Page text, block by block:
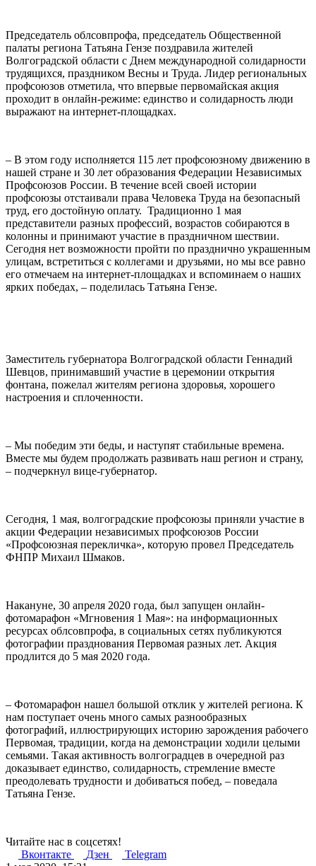
Председатель облсовпрофа, председатель Общественной
палаты региона Татьяна Гензе поздравила жителей
Волгоградской области с Днем международной солидарности
трудящихся, праздником Весны и Труда. Лидер региональных
профсоюзов отметила, что впервые первомайская акция
проходит в онлайн-режиме: единство и солидарность люди
выражают на интернет-площадках.
– В этом году исполняется 115 лет профсоюзному движению в
нашей стране и 30 лет образования Федерации Независимых
Профсоюзов России. В течение всей своей истории
профсоюзы отстаивали права Человека Труда на безопасный
труд, его достойную оплату. Традиционно 1 мая
представители разных профессий, возрастов собираются в
колонны и принимают участие в праздничном шествии.
Сегодня нет возможности пройти по празднично украшенным
улицам, встретиться с коллегами и друзьями, но мы все равно
его отмечаем на интернет-площадках и вспоминаем о наших
ярких победах, – поделилась Татьяна Гензе.
Заместитель губернатора Волгоградской области Геннадий
Шевцов, принимавший участие в церемонии открытия
фонтана, пожелал жителям региона здоровья, хорошего
настроения и сплоченности.
– Мы победим эти беды, и наступят стабильные времена.
Вместе мы будем продолжать развивать наш регион и страну,
– подчеркнул вице-губернатор.
Сегодня, 1 мая, волгоградские профсоюзы приняли участие в
акции Федерации независимых профсоюзов России
«Профсоюзная перекличка», которую провел Председатель
ФНПР Михаил Шмаков.
Накануне, 30 апреля 2020 года, был запущен онлайн-
фотомарафон «Мгновения 1 Мая»: на информационных
ресурсах облсовпрофа, в социальных сетях публикуются
фотографии празднования Первомая разных лет. Акция
продлится до 5 мая 2020 года.
– Фотомарафон нашел большой отклик у жителей региона. К
нам поступает очень много самых разнообразных
фотографий, иллюстрирующих историю зарождения рабочего
Первомая, традиции, когда на демонстрации ходили целыми
семьями. Такая активность волгоградцев в очередной раз
доказывает единство, солидарность, стремление вместе
преодолевать трудности и добиваться побед, – поведала
Татьяна Гензе.
Читайте нас в соцсетях!
Вконтакте
Дзен
Telegram